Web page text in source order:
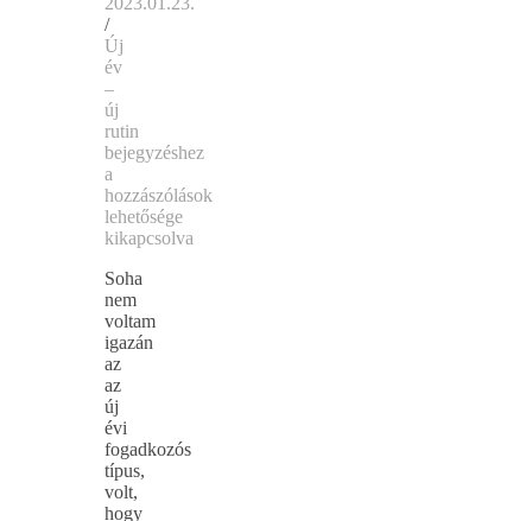
/
Új
év
–
új
rutin
bejegyzéshez
a
hozzászólások
lehetősége
kikapcsolva
Soha
nem
voltam
igazán
az
az
új
évi
fogadkozós
típus,
volt,
hogy